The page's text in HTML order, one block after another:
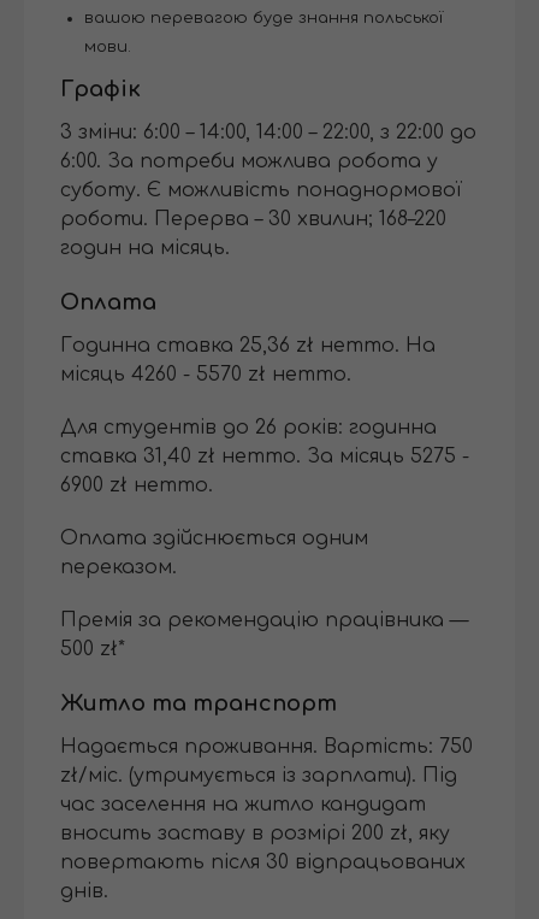
вашою перевагою буде знання польської
мови.
Графік
3 зміни: 6:00 – 14:00, 14:00 – 22:00, з 22:00 до
6:00. За потреби можлива робота у
суботу. Є можливість понаднормової
роботи. Перерва – 30 хвилин; 168–220
годин на місяць.
Оплата
Годинна ставка 25,36 zł нетто. На
місяць 4260 - 5570 zł нетто.
Для студентів до 26 років: годинна
ставка 31,40 zł нетто. За місяць 5275 -
6900 zł нетто.
Оплата здійснюється одним
переказом.
Премія за рекомендацію працівника —
500 zł*
Житло та транспорт
Надається проживання. Вартість: 750
zł/міс. (утримується із зарплати). Під
час заселення на житло кандидат
вносить заставу в розмірі 200 zł, яку
повертають після 30 відпрацьованих
днів.